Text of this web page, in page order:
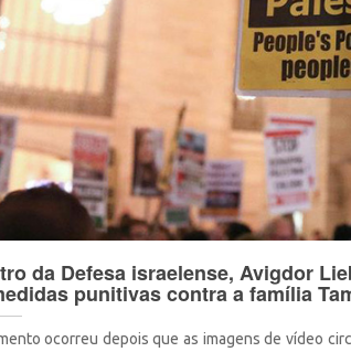
da Defesa israelense, Avigdor
punitivas contra a família
ocorreu depois que as imagens de vídeo